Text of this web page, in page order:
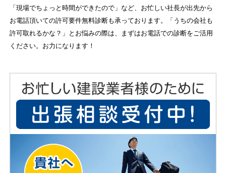
「現場でちょっと時間ができたので」など、お忙しい社長が出先から
お電話頂いての許可要件無料診断も承っております。「うちの会社も
許可取れるかな？」とお悩みの際は、まずはお電話での診断をご活用
ください。お力になります！